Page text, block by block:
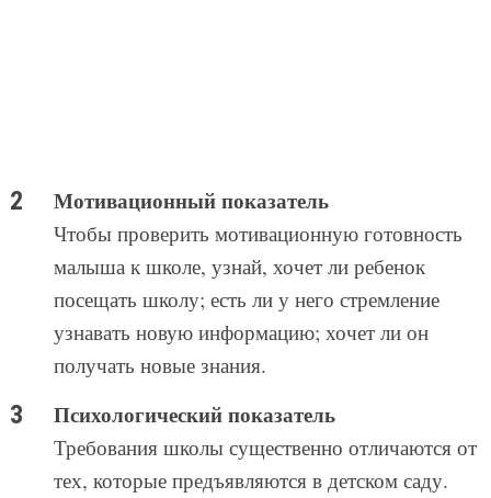
Мотивационный показатель
Чтобы проверить мотивационную готовность
малыша к школе, узнай, хочет ли ребенок
посещать школу; есть ли у него стремление
узнавать новую информацию; хочет ли он
получать новые знания.
Психологический показатель
Требования школы существенно отличаются от
тех, которые предъявляются в детском саду.